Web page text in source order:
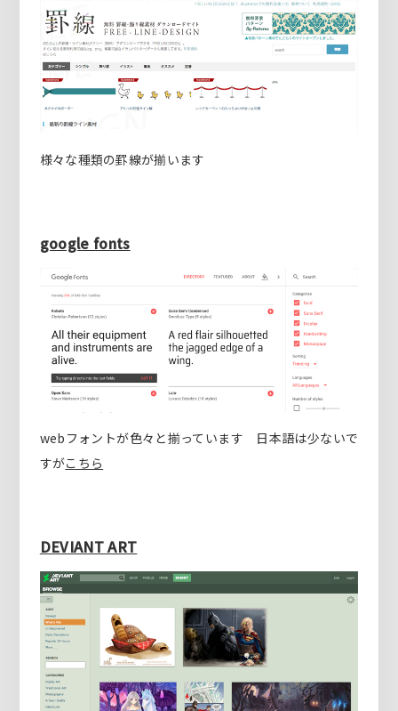
様々な種類の罫線が揃います
google fonts
webフォントが色々と揃っています 日本語は少ないで
すがこちら
DEVIANT ART